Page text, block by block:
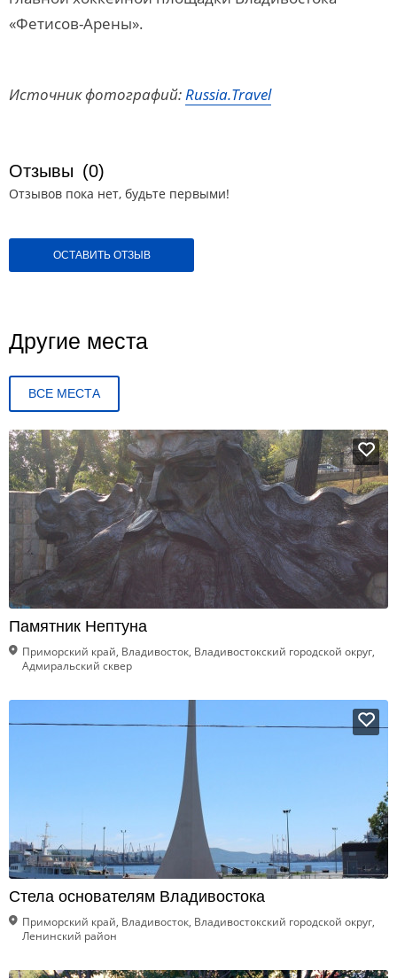
«Фетисов-Арены».
Источник фотографий:Russia.Travel
Отзывы (0)
Отзывов пока нет, будьте первыми!
ОСТАВИТЬ ОТЗЫВ
Другие места
ВСЕ МЕСТА
Памятник Нептуна
Приморский край, Владивосток, Владивостокский городской округ,
Адмиральский сквер
Стела основателям Владивостока
Приморский край, Владивосток, Владивостокский городской округ,
Ленинский район